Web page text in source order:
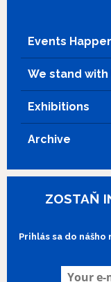
Events
We stand with
Exhibitions
Archive
ZOSTAŇ
Prihlás sa do